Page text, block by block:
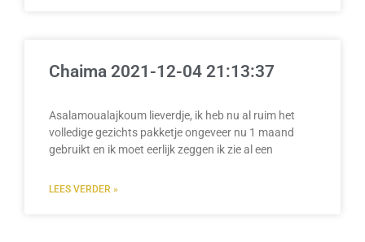
Chaima 2021-12-04 21:13:37
Asalamoualajkoum lieverdje, ik heb nu al ruim het
volledige gezichts pakketje ongeveer nu 1 maand
gebruikt en ik moet eerlijk zeggen ik zie al een
LEES VERDER »